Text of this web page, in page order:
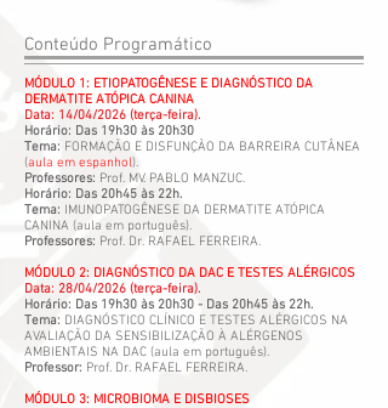
Conteúdo Programático
MÓDULO 1: ETIOPATOGÊNESE E DIAGNÓSTICO DA
DERMATITE ATÓPICA CANINA
​Data: 14/04/2026 (terça-feira).
Horário: Das 19h30 às 20h30
Tema: FORMAÇÃO E DISFUNÇÃO DA BARREIRA CUTÂNEA
(aula em espanhol).
Professores: Prof. MV. PABLO MANZUC.
Horário: Das 20h45 às 22h.
Tema: IMUNOPATOGÊNESE DA DERMATITE ATÓPICA
CANINA (aula em português).
Professores: Prof. Dr. RAFAEL FERREIRA.
MÓDULO 2: DIAGNÓSTICO DA DAC E TESTES ALÉRGICOS
Data: 28/04/2026 (terça-feira).
Horário: Das 19h30 às 20h30 - Das 20h45 às 22h.
Tema: DIAGNÓSTICO CLÍNICO E TESTES ALÉRGICOS NA
AVALIAÇÃO DA SENSIBILIZAÇÃO À ALÉRGENOS
AMBIENTAIS NA DAC (aula em português).
Professor: Prof. Dr. RAFAEL FERREIRA.
MÓDULO 3: MICROBIOMA E DISBIOSES